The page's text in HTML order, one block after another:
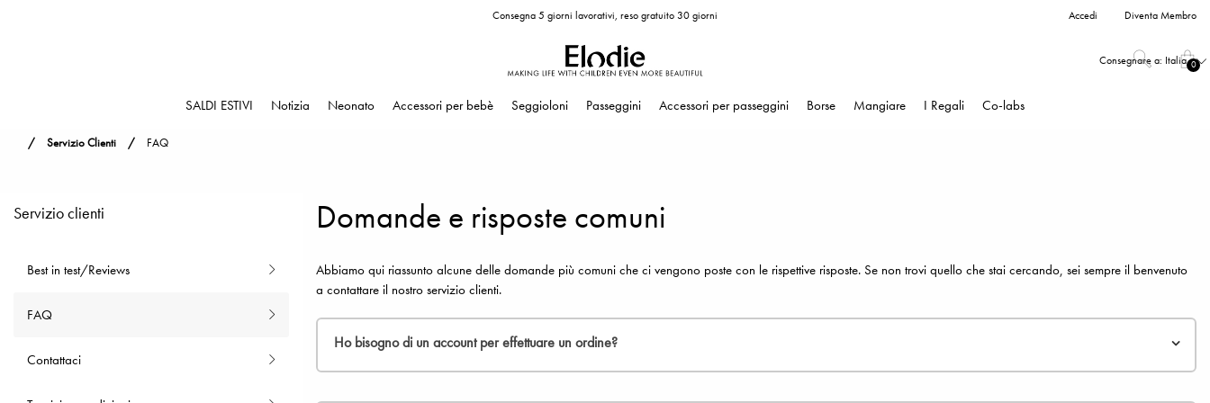
Consegna 5 giorni lavorativi, reso gratuito 30 giorni Accedi Diventa Membro
Consegnare a: Italia 0
SALDI ESTIVI Notizia Neonato Accessori per bebè Seggioloni Passeggini Accessori per passeggini Borse Mangiare I Regali Co-labs
Servizio Clienti FAQ
Servizio clienti
Best in test/Reviews
FAQ
Contattaci
Domande e risposte comuni
Abbiamo qui riassunto alcune delle domande più comuni che ci vengono poste con le rispettive risposte. Se non trovi quello che stai cercando, sei sempre il benvenuto
a contattare il nostro servizio clienti.
Ho bisogno di un account per effettuare un ordine?
No, ma ti consigliamo di crearne uno. Nel tuo account avrai accesso alle tue pagine personali dove potrai vedere lo stato dei tuoi ordini insieme alle tue